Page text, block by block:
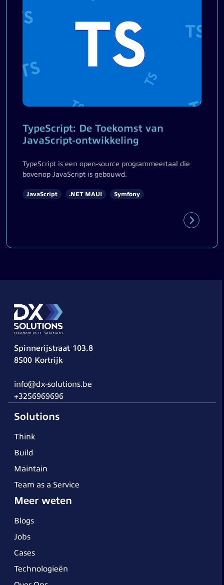
TypeScript: De Toekomst van
JavaScript-ontwikkeling
TypeScript is een open-source programmeertaal die
bovenop JavaScript is gebouwd.
JavaScript .NET MAUI Symfony
Spinnerijstraat 103.8
8500 Kortrijk
info@dx-solutions.be
+3256969696
Solutions
Think
Build
Maintain
Team as a Service
Meer weten
Blogs
Jobs
Cases
Technologieën